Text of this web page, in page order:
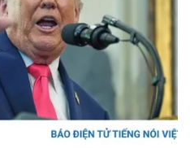
Ô tô - Xe máy
Ô tô
Xe máy
Tư vấn